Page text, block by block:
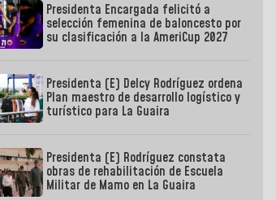
Presidenta Encargada felicitó a
selección femenina de baloncesto por
su clasificación a la AmeriCup 2027
Presidenta (E) Delcy Rodríguez ordena
Plan maestro de desarrollo logístico y
turístico para La Guaira
Presidenta (E) Rodríguez constata
obras de rehabilitación de Escuela
Militar de Mamo en La Guaira